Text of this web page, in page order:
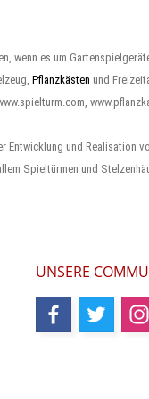
wenn es um
Pflanzkästen und
Entwicklung und Realisation
Spieltürmen und
UNSERE